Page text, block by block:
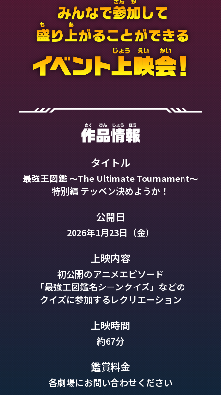
タイトル
最強王図鑑～The Ultimate Tournament～
特別編 テッペン決めようか！
公開日
2026年1月23日（金）
上映内容
初公開のアニメエピソード
「最強王図鑑名シーンクイズ」などの
クイズに参加するレクリエーション
上映時間
約67分
鑑賞料金
各劇場にお問い合わせください